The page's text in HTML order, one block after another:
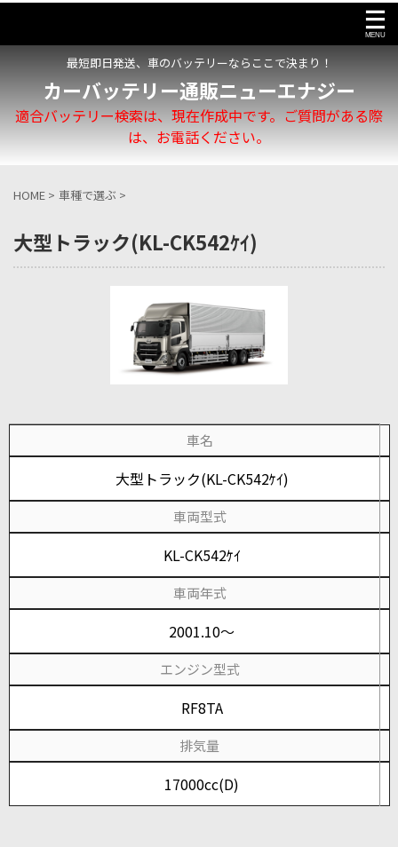
最短即日発送、車のバッテリーならここで決まり！
カーバッテリー通販ニューエナジー
適合バッテリー検索は、現在作成中です。ご質問がある際
は、お電話ください。
HOME > 車種で選ぶ >
大型トラック(KL-CK542ｹｲ)
車名
大型トラック(KL-CK542ｹｲ)
車両型式
KL-CK542ｹｲ
車両年式
2001.10～
エンジン型式
RF8TA
排気量
17000cc(D)